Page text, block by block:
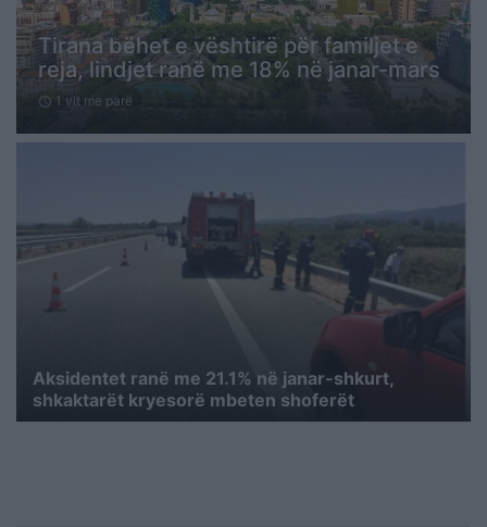
Tirana bëhet e vështirë për familjet e
reja, lindjet ranë me 18% në janar-mars
schedule 1 vit me parë
Aksidentet ranë me 21.1% në janar-shkurt,
shkaktarët kryesorë mbeten shoferët